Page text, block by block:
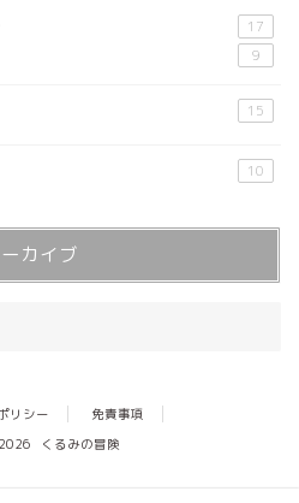
17
9
15
10
カイブ
リシー
免責事項
くるみの冒険